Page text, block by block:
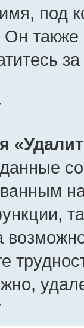
под
Он